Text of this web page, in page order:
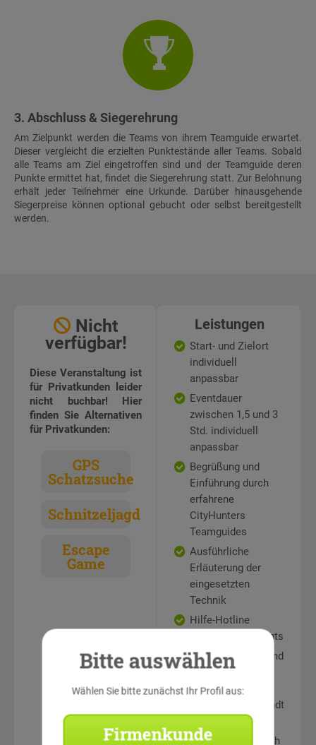
3. Abschluss & Siegerehrung
Am Zielpunkt werden die Teams von ihrem Teamguide erwartet.
Dieser vergleicht die erzielten Punktestände aller Teams. Sobald
alle Teams am Ziel eingetroffen sind und der Teamguide deren
Punkte ermittet hat, findet die Siegerehrung statt. Zur Belohnung
erhält jeder Teilnehmer eine Urkunde. Darüber hinausgehende
Siegerpreise können optional gebucht oder selbst bereitgestellt
werden.
Nicht
verfügbar!
Diese Veranstaltung ist
für Privatkunden leider
nicht buchbar! Hier
finden Sie Alternativen
für Privatkunden:
GPS
Schatzsuche
Schnitzeljagd
Escape
Game
Leistungen
Start- und Zielort
individuell
anpassbar
Eventdauer
zwischen 1,5 und 3
Std. individuell
anpassbar
Begrüßung und
Einführung durch
erfahrene
CityHunters
Teamguides
Ausführliche
Erläuterung der
eingesetzten
Technik
Hilfe-Hotline
während des Events
Rätselstationen und
Teamaufgaben an
sehenswerten
Punkten in der Stadt
Auswertung und
Siegerehrung durch
Bitte auswählen
Wählen Sie bitte zunächst Ihr Profil aus:
Firmenkunde